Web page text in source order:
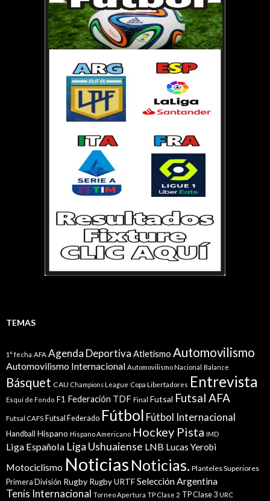
TEMAS
1° fecha AFA Agenda Deportiva Atletismo Automovilismo
Automovilismo Internacional Automovilismo Nacional Balance
Básquet CAU Champions League Copa Libertadores Entrevista
Esquí de Fondo F1 Federación TDF Final Futsal Futsal AFA
Futsal CAFS Futsal Federado Fútbol Fútbol Internacional
Handball Hispano Hispano Americano Hockey Pista IMD
Liga Española Liga Ushuaiense LNB Lucas Yerobi
Motociclismo Noticias Noticias. Planteles Superiores
Primera División Rugby Rugby URTFSelección Argentina
Tenis Internacional Torneo Apertura TP Clase 2 TP Clase 3 URC